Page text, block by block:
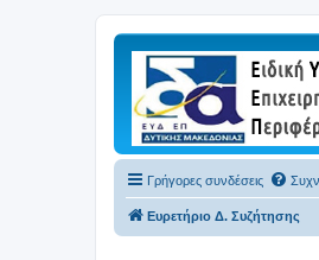
Γρήγορες συνδέσεις
Ευρετήριο Δ. Συζήτησης